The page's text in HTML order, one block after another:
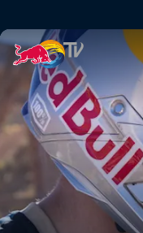
Thomas